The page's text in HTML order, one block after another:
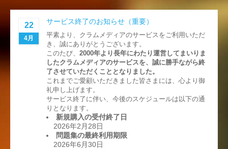
22
4月
サービス終了のお知らせ（重要）
平素より、クラムメディアのサービスをご利用いただ
き、誠にありがとうございます。
このたび、 2000年より長年にわたり運営してまいりま
したクラムメディアのサービスを、誠に勝手ながら終
了させていただくこととなりました。
これまでご愛顧いただきました皆さまには、心より御
礼申し上げます。
サービス終了に伴い、今後のスケジュールは以下の通
りとなります。
新規購入の受付終了日
2026年2月28日
問題集の最終利用期限
2026年6月30日